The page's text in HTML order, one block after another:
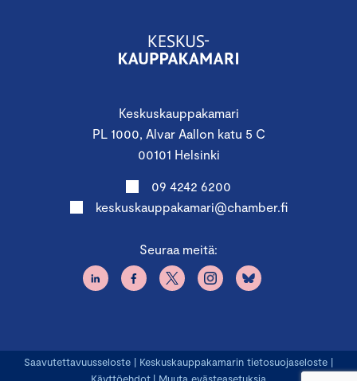
Keskuskauppakamari
PL 1000, Alvar Aallon katu 5 C
00101 Helsinki
09 4242 6200
keskuskauppakamari@chamber.fi
Seuraa meitä:
Saavutettavuusseloste | Keskuskauppakamarin tietosuojaseloste |